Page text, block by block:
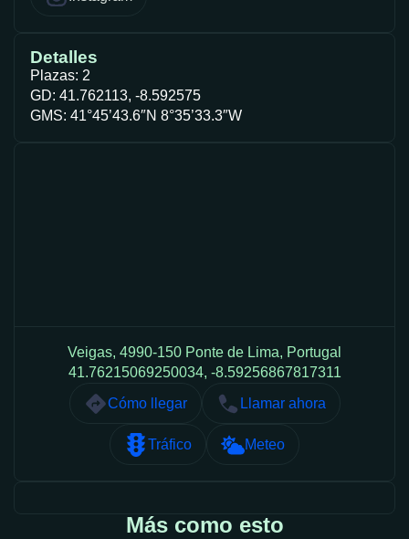
Detalles
Plazas: 2
GD: 41.762113, -8.592575
GMS: 41°45’43.6″N 8°35’33.3″W
Veigas, 4990-150 Ponte de Lima, Portugal
41.76215069250034, -8.59256867817311
Cómo llegar
Llamar ahora
Tráfico Meteo
Más como esto